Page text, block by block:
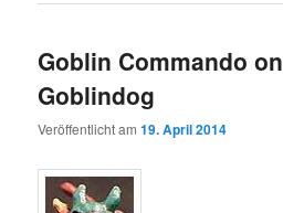
Goblin Commando on
Goblindog
Veröffentlicht am19. April 2014